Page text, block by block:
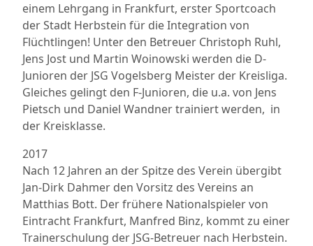
einem Lehrgang in Frankfurt, erster Sportcoach
der Stadt Herbstein für die Integration von
Flüchtlingen! Unter den Betreuer Christoph Ruhl,
Jens Jost und Martin Woinowski werden die D-
Junioren der JSG Vogelsberg Meister der Kreisliga.
Gleiches gelingt den F-Junioren, die u.a. von Jens
Pietsch und Daniel Wandner trainiert werden, in
der Kreisklasse.
2017
Nach 12 Jahren an der Spitze des Verein übergibt
Jan-Dirk Dahmer den Vorsitz des Vereins an
Matthias Bott. Der frühere Nationalspieler von
Eintracht Frankfurt, Manfred Binz, kommt zu einer
Trainerschulung der JSG-Betreuer nach Herbstein.